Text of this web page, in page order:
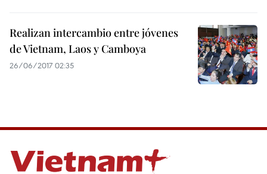
Realizan intercambio entre jóvenes
de Vietnam, Laos y Camboya
26/06/2017 02:35